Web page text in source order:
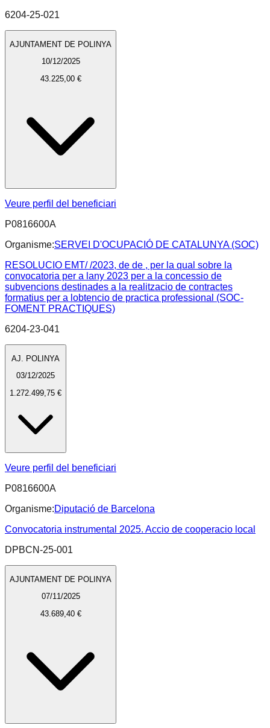
6204-25-021
AJUNTAMENT DE POLINYA
10/12/2025
43.225,00 €
Veure perfil del beneficiari
P0816600A
Organisme:SERVEI D'OCUPACIÓ DE CATALUNYA (SOC)
RESOLUCIO EMT/ /2023, de de , per la qual sobre la
convocatoria per a lany 2023 per a la concessio de
subvencions destinades a la realitzacio de contractes
formatius per a lobtencio de practica professional (SOC-
FOMENT PRACTIQUES)
6204-23-041
AJ. POLINYA
03/12/2025
1.272.499,75 €
Veure perfil del beneficiari
P0816600A
Organisme:Diputació de Barcelona
Convocatoria instrumental 2025. Accio de cooperacio local
DPBCN-25-001
AJUNTAMENT DE POLINYA
07/11/2025
43.689,40 €